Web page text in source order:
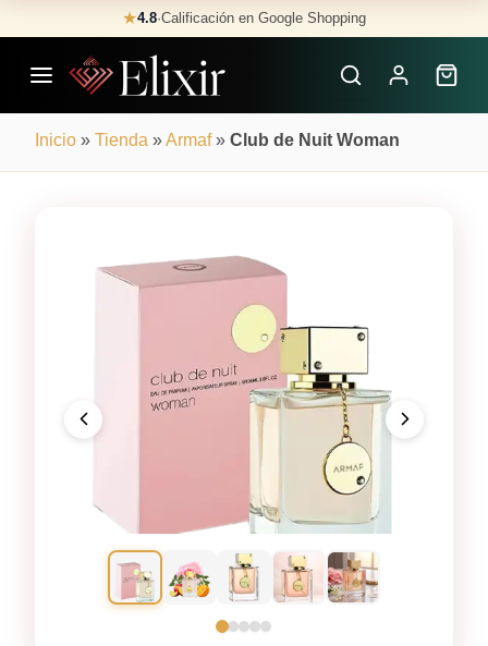
to
content
★4.8·Calificación en Google Shopping
Inicio » Tienda »Armaf» Club de Nuit Woman